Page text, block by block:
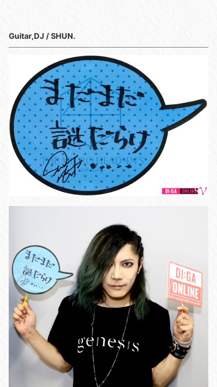
Guitar,DJ / SHUN.